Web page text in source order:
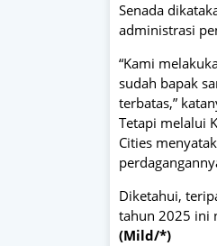
Senada
administrasi
“Kami
sudah bapak
terbatas,”
Tetapi melalui
Cities
Diketahui,
tahun 2025 ini
(Mild/*)